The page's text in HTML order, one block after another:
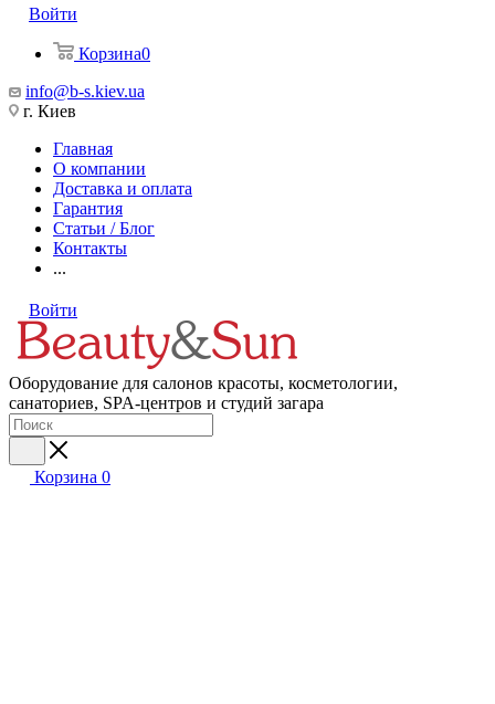
Войти
Корзина0
info@b-s.kiev.ua
г. Киев
Главная
О компании
Доставка и оплата
Гарантия
Статьи / Блог
Контакты
...
Войти
Оборудование для салонов красоты, косметологии,
санаториев, SPA-центров и студий загара
Корзина 0